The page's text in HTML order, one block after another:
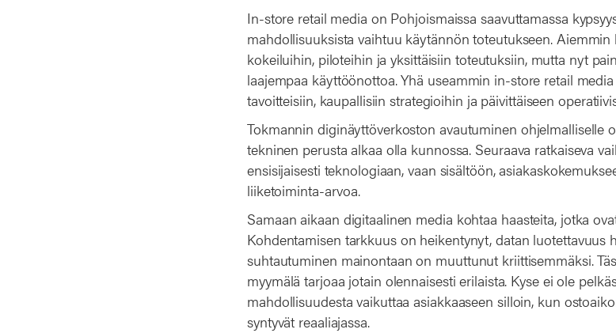
In-store retail media on Pohjoismaissa saavuttamassa
mahdollisuuksista vaihtuu käytännön toteutukseen.
kokeiluihin, piloteihin ja yksittäisiin toteutuksiin, mutta nyt
laajempaa käyttöönottoa. Yhä useammin in-store retail
tavoitteisiin, kaupallisiin strategioihin ja päivittäiseen
Tokmannin diginäyttöverkoston avautuminen ohjelmalliselle
tekninen perusta alkaa olla kunnossa. Seuraava ratkaiseva
ensisijaisesti teknologiaan, vaan sisältöön,
liiketoiminta-arvoa.
Samaan aikaan digitaalinen media kohtaa haasteita, jotka
Kohdentamisen tarkkuus on heikentynyt, datan luotettavuus
suhtautuminen mainontaan on muuttunut kriittisemmäksi.
myymälä tarjoaa jotain olennaisesti erilaista. Kyse ei ole
mahdollisuudesta vaikuttaa asiakkaaseen silloin, kun
syntyvät reaaliajassa.